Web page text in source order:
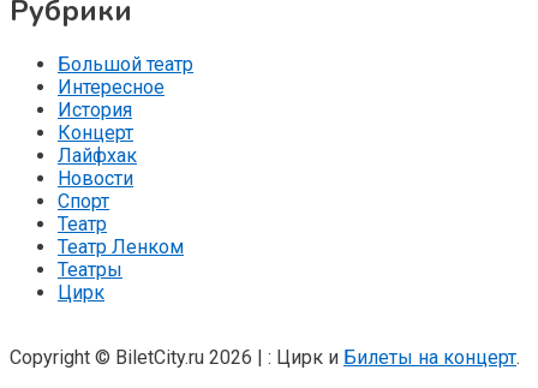
Рубрики
Большой театр
Интересное
История
Концерт
Лайфхак
Новости
Спорт
Театр
Театр Ленком
Театры
Цирк
Copyright © BiletCity.ru 2026 : Цирк и Билеты на концерт.